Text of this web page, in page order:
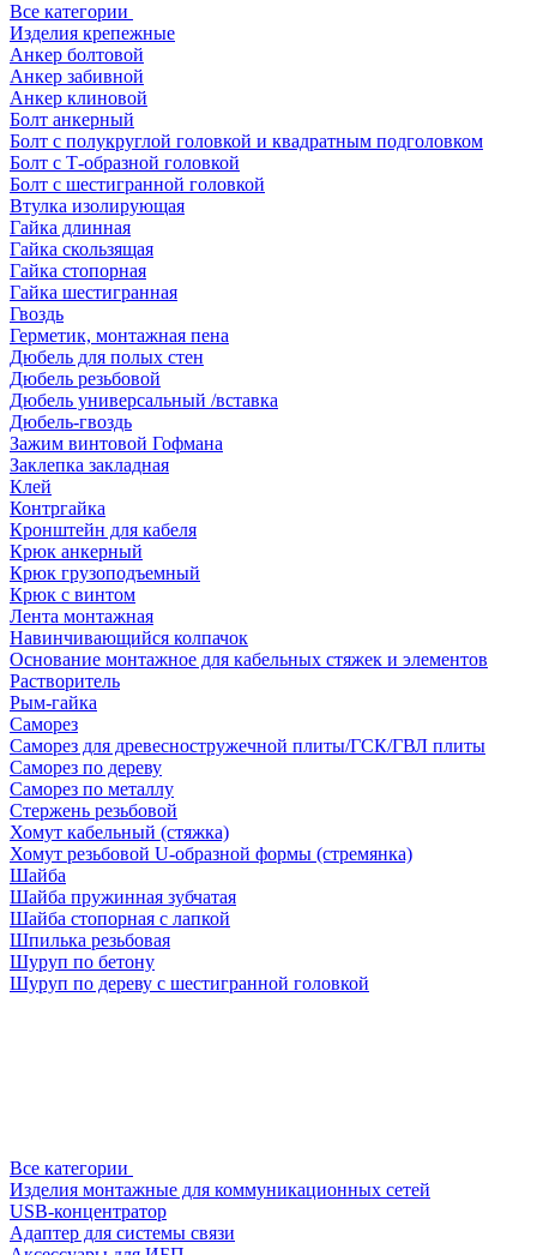
Все категории
Изделия крепежные
Анкер болтовой
Анкер забивной
Анкер клиновой
Болт анкерный
Болт с полукруглой головкой и квадратным подголовком
Болт с Т-образной головкой
Болт с шестигранной головкой
Втулка изолирующая
Гайка длинная
Гайка скользящая
Гайка стопорная
Гайка шестигранная
Гвоздь
Герметик, монтажная пена
Дюбель для полых стен
Дюбель резьбовой
Дюбель универсальный /вставка
Дюбель-гвоздь
Зажим винтовой Гофмана
Заклепка закладная
Клей
Контргайка
Кронштейн для кабеля
Крюк анкерный
Крюк грузоподъемный
Крюк с винтом
Лента монтажная
Навинчивающийся колпачок
Основание монтажное для кабельных стяжек и элементов
Растворитель
Рым-гайка
Саморез
Саморез для древесностружечной плиты/ГСК/ГВЛ плиты
Саморез по дереву
Саморез по металлу
Стержень резьбовой
Хомут кабельный (стяжка)
Хомут резьбовой U-образной формы (стремянка)
Шайба
Шайба пружинная зубчатая
Шайба стопорная с лапкой
Шпилька резьбовая
Шуруп по бетону
Шуруп по дереву с шестигранной головкой
Все категории
Изделия монтажные для коммуникационных сетей
USB-концентратор
Адаптер для системы связи